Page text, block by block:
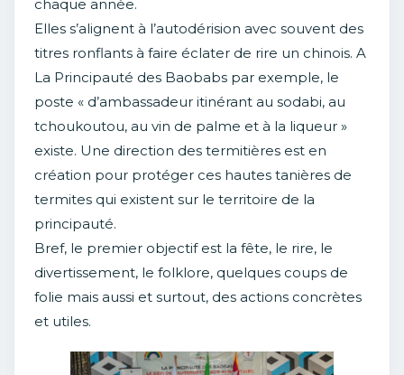
chaque année.
Elles s’alignent à l’autodérision avec souvent des
titres ronflants à faire éclater de rire un chinois. A
La Principauté des Baobabs par exemple, le
poste « d’ambassadeur itinérant au sodabi, au
tchoukoutou, au vin de palme et à la liqueur »
existe. Une direction des termitières est en
création pour protéger ces hautes tanières de
termites qui existent sur le territoire de la
principauté.
Bref, le premier objectif est la fête, le rire, le
divertissement, le folklore, quelques coups de
folie mais aussi et surtout, des actions concrètes
et utiles.